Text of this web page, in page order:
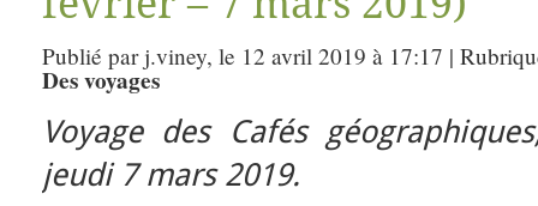
Publié par j.viney, le 12 avril 2019 à 17:17 |
Des voyages
Voyage des Cafés
jeudi 7 mars 2019.